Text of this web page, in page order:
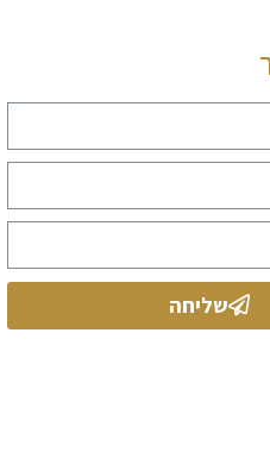
שליחה